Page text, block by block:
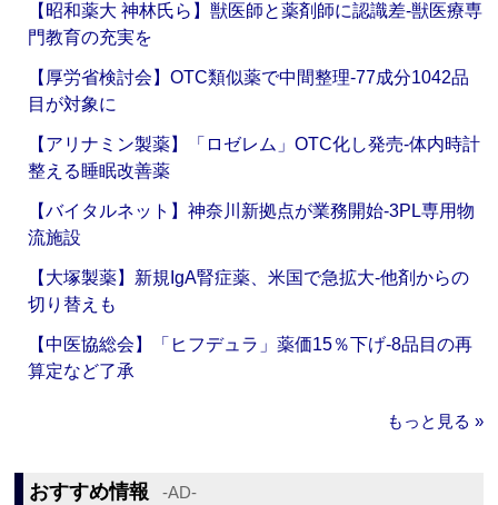
【昭和薬大 神林氏ら】獣医師と薬剤師に認識差‐獣医療専
門教育の充実を
【厚労省検討会】OTC類似薬で中間整理‐77成分1042品
目が対象に
【アリナミン製薬】「ロゼレム」OTC化し発売‐体内時計
整える睡眠改善薬
【バイタルネット】神奈川新拠点が業務開始‐3PL専用物
流施設
【大塚製薬】新規IgA腎症薬、米国で急拡大‐他剤からの
切り替えも
【中医協総会】「ヒフデュラ」薬価15％下げ‐8品目の再
算定など了承
もっと見る »
おすすめ情報 ‐AD‐